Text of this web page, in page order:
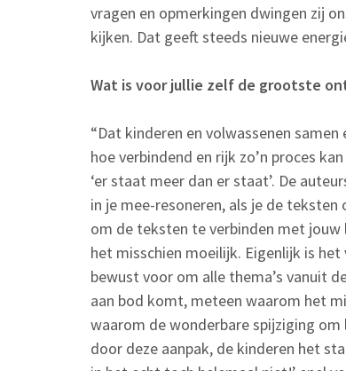
vragen en opmerkingen dwingen zij
kijken. Dat geeft steeds nieuwe
Wat is voor jullie zelf de grootste
“Dat kinderen en volwassenen
hoe verbindend en rijk zo’n proces
‘er staat meer dan er staat’. De
in je mee-resoneren, als je de
om de teksten te verbinden met jouw
het misschien moeilijk. Eigenlijk is
bewust voor om alle thema’s vanuit
aan bod komt, meteen waarom het
waarom de wonderbare spijziging
door deze aanpak, de kinderen het